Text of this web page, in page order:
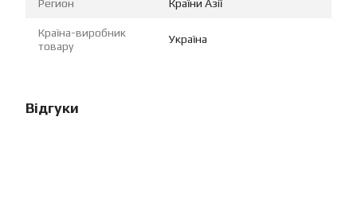
Регион Країни Азії
Країна-виробник
товару
Україна
Відгуки